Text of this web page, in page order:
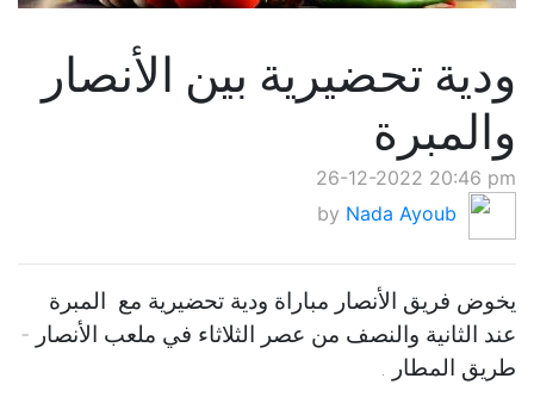
ودية تحضيرية بين الأنصار
والمبرة
26-12-2022 20:46 pm
by Nada Ayoub
يخوض فريق الأنصار مباراة ودية تحضيرية مع المبرة
عند الثانية والنصف من عصر الثلاثاء في ملعب الأنصار -
طريق المطار .